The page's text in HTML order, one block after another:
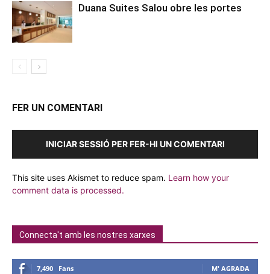
Duana Suites Salou obre les portes
FER UN COMENTARI
INICIAR SESSIÓ PER FER-HI UN COMENTARI
This site uses Akismet to reduce spam. Learn how your
comment data is processed.
Connecta't amb les nostres xarxes
7,490 Fans M' AGRADA